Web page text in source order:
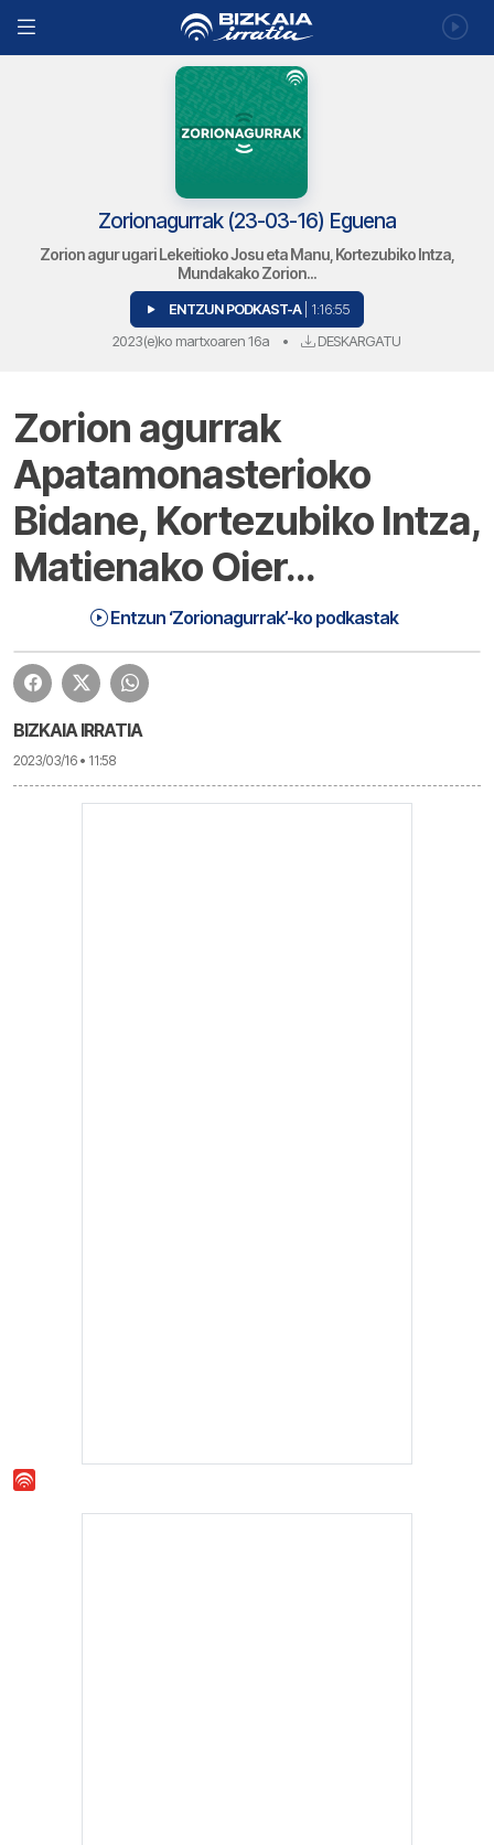
Zorionagurrak (23-03-16) Eguena
Zorion agur ugari Lekeitioko Josu eta Manu, Kortezubiko Intza,
Mundakako Zorion...
ENTZUN PODKAST-A | 1:16:55
2023(e)ko martxoaren 16a • DESKARGATU
Zorion agurrak
Apatamonasterioko
Bidane, Kortezubiko Intza,
Matienako Oier…
Entzun ‘Zorionagurrak’-ko podkastak
1:16:55 Zorionagurrak (23-03-16) Eguena | Zorionagurrak
BIZKAIA IRRATIA
2023/03/16 • 11:58